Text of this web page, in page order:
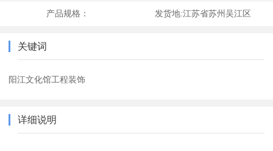
产品规格： 发货地:江苏省苏州吴江区
关键词
阳江文化馆工程装饰
详细说明